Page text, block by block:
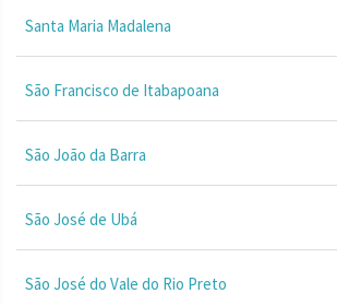
Santa Maria Madalena
São Francisco de Itabapoana
São João da Barra
São José de Ubá
São José do Vale do Rio Preto